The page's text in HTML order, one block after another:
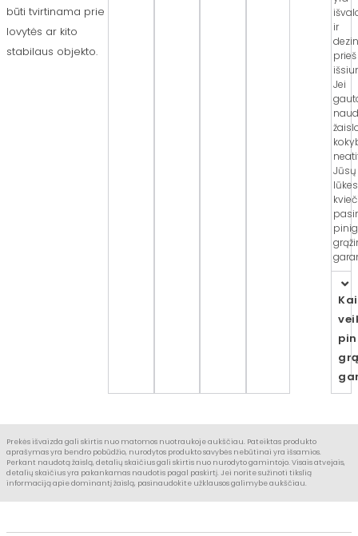
būti tvirtinama prie
lovytės ar kito
stabilaus objekto.
ir
prieš
Jei
Jūsų
Prekės išvaizda gali skirtis nuo matomos nuotraukoje aukščiau. Pateiktas produkto
aprašymas yra bendro pobūdžio, nurodytos produkto savybės nebūtinai yra išsamios.
Perkant naudotą žaislą, detalių skaičius gali skirtis nuo nurodyto gamintojo. Visais atvejais,
detalių skaičius yra pakankamas naudotis pagal paskirtį. Jei norite sužinoti tikslią
informaciją apie dominantį žaislą, pasinaudokite užklausos galimybe aukščiau.